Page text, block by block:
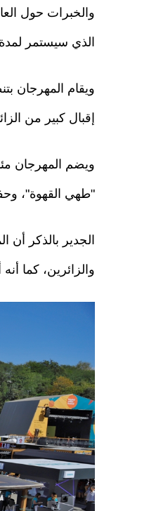
والخبرات حول
الذي سيستمر لمدة
ويقام المهرجان
إقبال كبير من
ويضم المهرجان
"طهي القهوة"،
والزائرين، كما